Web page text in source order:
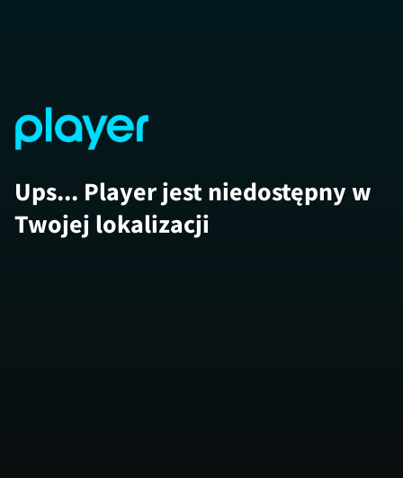
Ups... Player jest niedostępny w
Twojej lokalizacji